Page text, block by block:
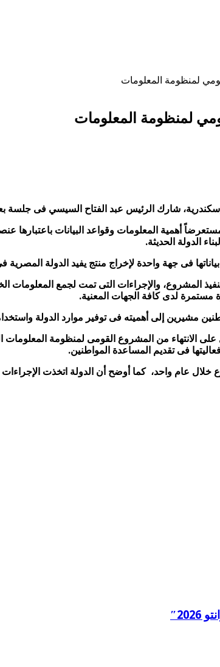
لمنظومة المعلومات
لمنظومة المعلومات
شارك الرئيس عبد الفتاح السيسي فى جلسة
أهمية المعلومات وقواعد البيانات باعتبارها
الدولة الحديثة.
فى جهة واحدة لإخراج منتج يفيد الدولة المصرية
والإجراءات التى تمت لجمع المعلومات
مستمرة لدى كافة الجهات المعنية.
مشيرين إلى أهميته فى توفير موارد الدولة
الانتهاء من المشروع القومى لمنظومة المعلومات
فى تقديم المساعدة المواطنين.
خلال عام واحد، كما أوضح أن الدولة اتخذت